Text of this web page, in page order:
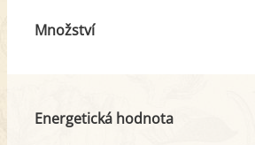
Množství
Energetická hodnota